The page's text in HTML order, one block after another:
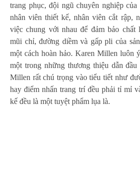
trang phục, đội ngũ chuyên nghiệp
nhân viên thiết kế, nhân viên cắt rập,
việc chung với nhau để đảm bảo
mũi chỉ, đường diềm và gấp pli của
một cách hoàn hảo. Karen Millen luôn
một trong những thương thiệu dẫn
Millen rất chú trọng vào tiểu tiết như
hay điểm nhấn trang trí đều phải tỉ mỉ
kế đều là một tuyệt phẩm lụa là.